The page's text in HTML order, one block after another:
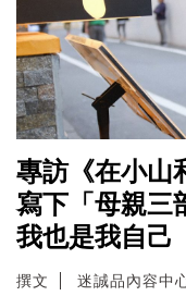
專訪《在小山
寫下「母親三
我也是我自己
撰文 迷誠品內容中